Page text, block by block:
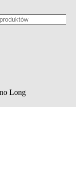
Long